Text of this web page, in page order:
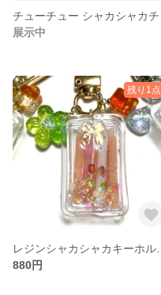
展示中
残り1点
880円